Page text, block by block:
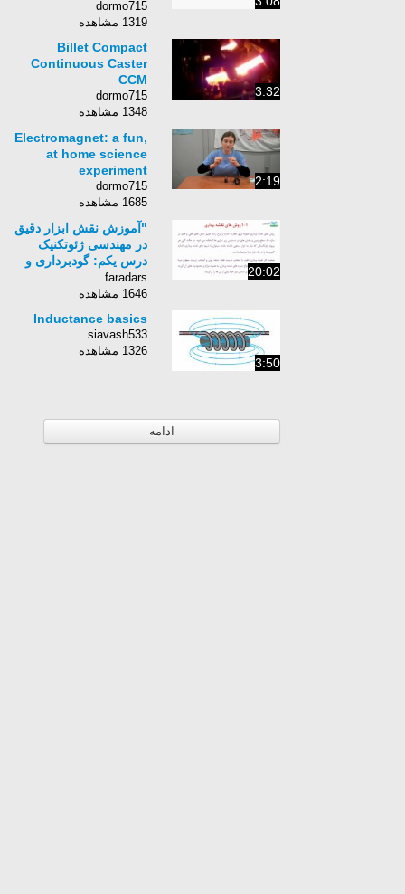
120R
dormo715
1319 مشاهده
3:32
Billet Compact
Continuous Caster
CCM
dormo715
1348 مشاهده
2:19
Electromagnet: a fun,
at home science
experiment
dormo715
1685 مشاهده
20:02
"آموزش نقش ابزار دقیق
در مهندسی ژئوتکنیک
درس یکم: گودبرداری و
شیب‌های طبیعی"
faradars
1646 مشاهده
3:50
Inductance basics
siavash533
1326 مشاهده
ادامه